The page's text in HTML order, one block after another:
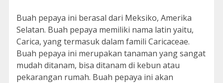
Buah pepaya ini berasal dari Meksiko, Amerika
Selatan. Buah pepaya memiliki nama latin yaitu,
Carica, yang termasuk dalam famili Caricaceae.
Buah pepaya ini merupakan tanaman yang sangat
mudah ditanam, bisa ditanam di kebun atau
pekarangan rumah. Buah pepaya ini akan